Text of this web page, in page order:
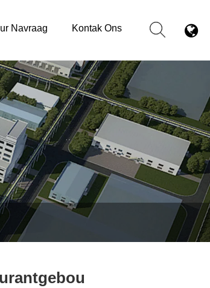
Navraag Kontak Ons